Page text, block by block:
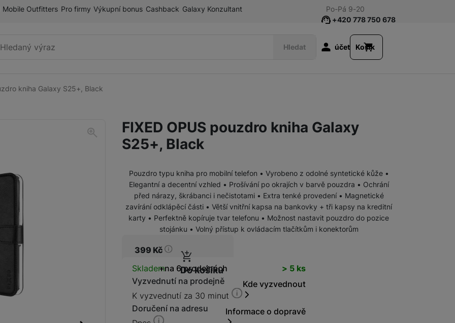
Mobile Outfitters Pro firmy Výkupní bonus Cashback Galaxy Konzultant
Vyhledávání Hledat
Příslušenství k mobilnímu
Fólie a tvrzená skla Klávesnice
Příslušenství k chytrým
Nabíječky k chytrým hodinkám Nabíječky
Síťové nabíječky
Nabíječky k chytrým hodinkám
Kabely a redukce Powerbanky
+420 778 750 678
Po-Pá 9-20
Uživatelská
účet Košík
kniha Galaxy S25+, Black
FIXED OPUS pouzdro kniha Galaxy
S25+, Black
Pouzdro typu kniha pro mobilní telefon • Vyrobeno z odolné syntetické kůže •
Elegantní a decentní vzhled • Prošívání po okrajích v barvě pouzdra • Ochrání
před nárazy, škrábanci i nečistotami • Extra tenké provedení • Magnetické
zavírání odklápěcí části • Větší vnitřní kapsa na bankovky + tři kapsy na kreditní
karty • Perfektně kopíruje tvar telefonu • Možnost nastavit pouzdro do pozice
stojánku • Volný přístup k ovládacím tlačítkům i konektorům
399 Kč
Do košíku
Dostupnost
Sklademna 6 prodejnách
> 5 ks
Vyzvednutí na prodejně
K vyzvednutí za 30 minut
Kde vyzvednout
Doručení na adresu
Informace o dopravě